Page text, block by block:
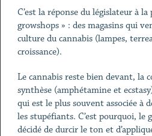
C’est la réponse du législateur à
growshops » : des magasins qui
culture du cannabis (lampes,
croissance).
Le cannabis reste bien devant, la
synthèse (amphétamine et
qui est le plus souvent associée à
les stupéfiants. C’est pourquoi, le
décidé de durcir le ton et